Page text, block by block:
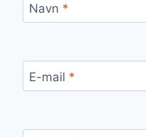
Navn *
E-mail *